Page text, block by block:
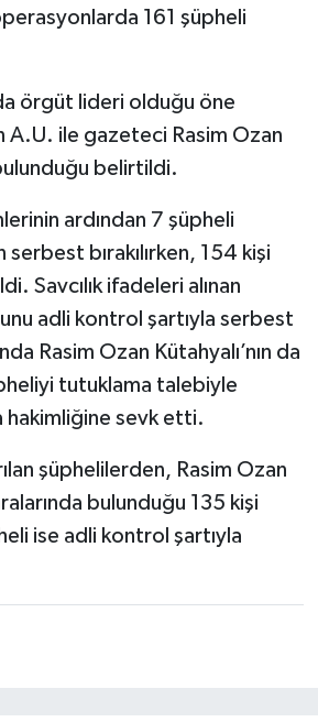
161 şüpheli
örgüt lideri olduğu öne
A.U. ile gazeteci Rasim Ozan
belirtildi.
ardından 7 şüpheli
serbest bırakılırken, 154 kişi
Savcılık ifadeleri alınan
adli kontrol şartıyla serbest
Rasim Ozan Kütahyalı’nın da
tutuklama talebiyle
hakimliğine sevk etti.
şüphelilerden, Rasim Ozan
bulunduğu 135 kişi
ise adli kontrol şartıyla